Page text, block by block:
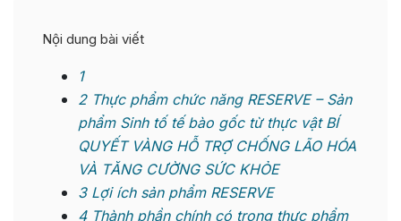
Nội dung bài viết
1
2Thực phẩm chức năng RESERVE – Sản
phẩm Sinh tố tế bào gốc từ thực vật BÍ
QUYẾT VÀNG HỖ TRỢ CHỐNG LÃO HÓA
VÀ TĂNG CƯỜNG SỨC KHỎE
3Lợi ích sản phẩm RESERVE
4Thành phần chính có trong thực phẩm